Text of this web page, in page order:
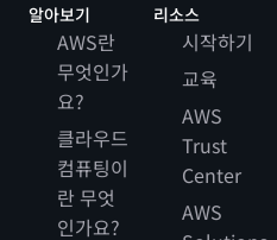
알아보기
AWS란
무엇인가
요?
클라우드
컴퓨팅이
란 무엇
인가요?
리소스
시작하기
교육
AWS
Trust
Center
AWS